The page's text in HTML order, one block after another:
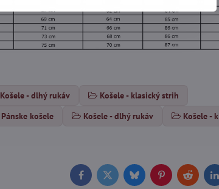
Košele - dlhý rukáv
Košele - klasický strih
Pánske košele Košele - dlhý rukáv
Košele -
FacebookTwitterBlueskyPinterestReddit